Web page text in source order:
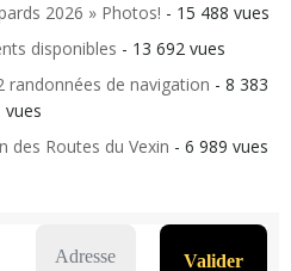
2026 » Photos! - 15 488 vues
disponibles - 13 692 vues
randonnées de navigation - 8 383
vues
des Routes du Vexin - 6 989 vues